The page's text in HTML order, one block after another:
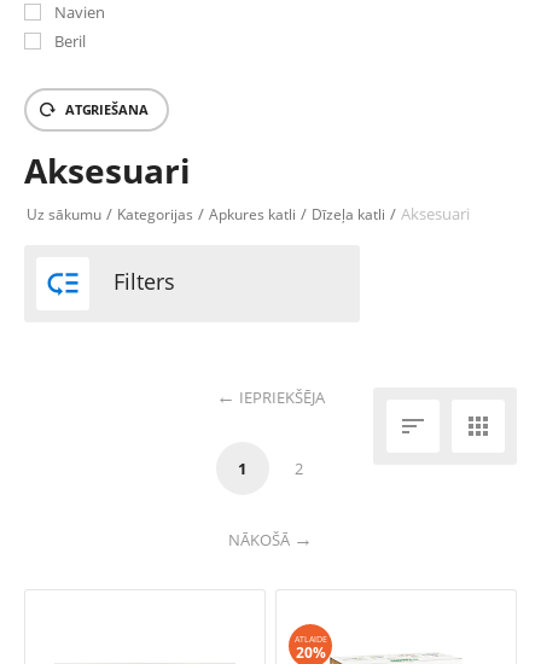
Navien
Beril
ATGRIEŠANA
Aksesuari
Uz sākumu / Kategorijas / Apkures katli / Dīzeļa katli / Aksesuari
 Filters
IEPRIEKŠĒJA
1 2
NĀKOŠĀ
 
ATLAIDE
20%